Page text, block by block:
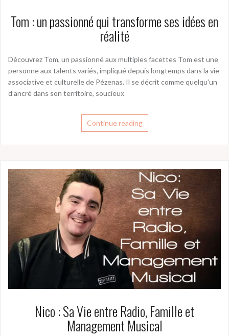
Tom : un passionné qui transforme ses idées en
réalité
Découvrez Tom, un passionné aux multiples facettes Tom est une
personne aux talents variés, impliqué depuis longtemps dans la vie
associative et culturelle de Pézenas. Il se décrit comme quelqu’un
d’ancré dans son territoire, soucieux
Continue reading
Nico : Sa Vie entre Radio, Famille et
Management Musical